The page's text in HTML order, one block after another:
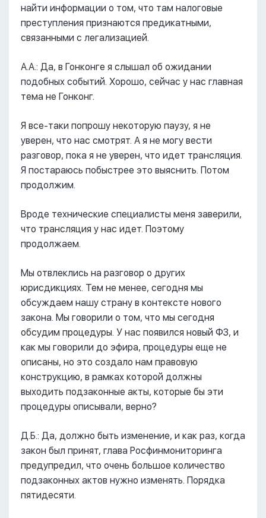
найти информации о том, что там налоговые
преступления признаются предикатными,
связанными с легализацией.
А.А.: Да, в Гонконге я слышал об ожидании
подобных событий. Хорошо, сейчас у нас главная
тема не Гонконг.
Я все-таки попрошу некоторую паузу, я не
уверен, что нас смотрят. А я не могу вести
разговор, пока я не уверен, что идет трансляция.
Я постараюсь побыстрее это выяснить. Потом
продолжим.
Вроде технические специалисты меня заверили,
что трансляция у нас идет. Поэтому
продолжаем.
Мы отвлеклись на разговор о других
юрисдикциях. Тем не менее, сегодня мы
обсуждаем нашу страну в контексте нового
закона. Мы говорили о том, что мы сегодня
обсудим процедуры. У нас появился новый ФЗ, и
как мы говорили до эфира, процедуры еще не
описаны, но это создало нам правовую
конструкцию, в рамках которой должны
выходить подзаконные акты, которые бы эти
процедуры описывали, верно?
Д.Б.: Да, должно быть изменение, и как раз, когда
закон был принят, глава Росфинмониторинга
предупредил, что очень большое количество
подзаконных актов нужно изменять. Порядка
пятидесяти.